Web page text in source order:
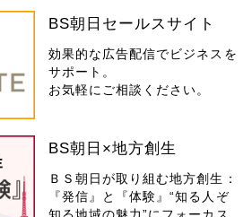
BS朝日セールスサイト
効果的な広告配信でビジネスを
サポート。
お気軽にご相談ください。
BS朝日×地方創生
ＢＳ朝日が取り組む地方創生：
『発信』と『体験』“知る人ぞ